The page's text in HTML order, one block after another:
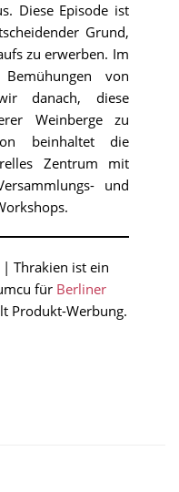
Diese Episode ist
Grund,
zu erwerben. Im
von
danach, diese
Weinberge zu
beinhaltet die
Zentrum mit
und
| Thrakien ist ein
für Berliner
Produkt-Werbung.